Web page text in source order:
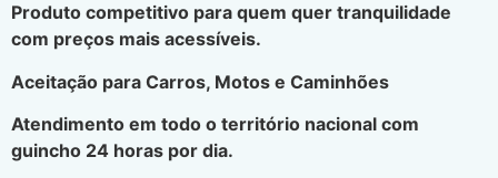
Produto competitivo para quem quer tranquilidade
com preços mais acessíveis.
Aceitação para Carros, Motos e Caminhões
Atendimento em todo o território nacional com
guincho 24 horas por dia.